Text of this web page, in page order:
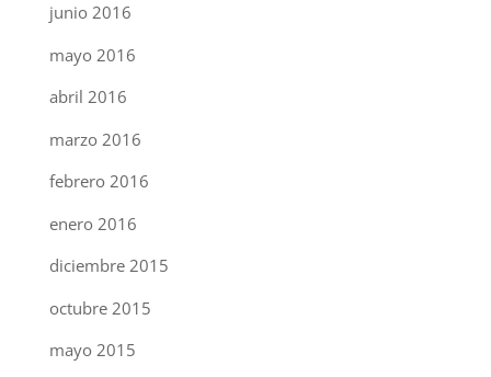
junio 2016
mayo 2016
abril 2016
marzo 2016
febrero 2016
enero 2016
diciembre 2015
octubre 2015
mayo 2015